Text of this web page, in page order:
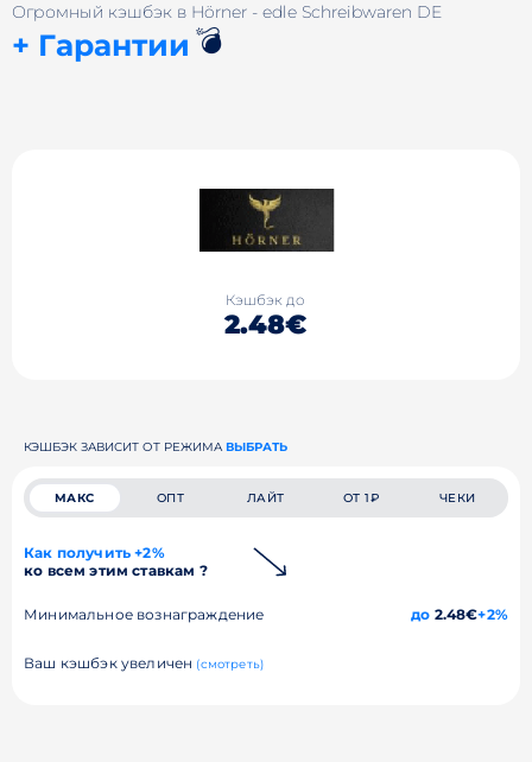
Огромный кэшбэк в Hörner - edle Schreibwaren DE
+ Гарантии 💣
Кэшбэк до
2.48€
КЭШБЭК ЗАВИСИТ ОТ РЕЖИМА ВЫБРАТЬ
МАКС ОПТ ЛАЙТ ОТ 1₽ ЧЕКИ
Как получить +2%
ко всем этим ставкам ?
Минимальное вознаграждение до 2.48€+2%
Ваш кэшбэк увеличен (смотреть)